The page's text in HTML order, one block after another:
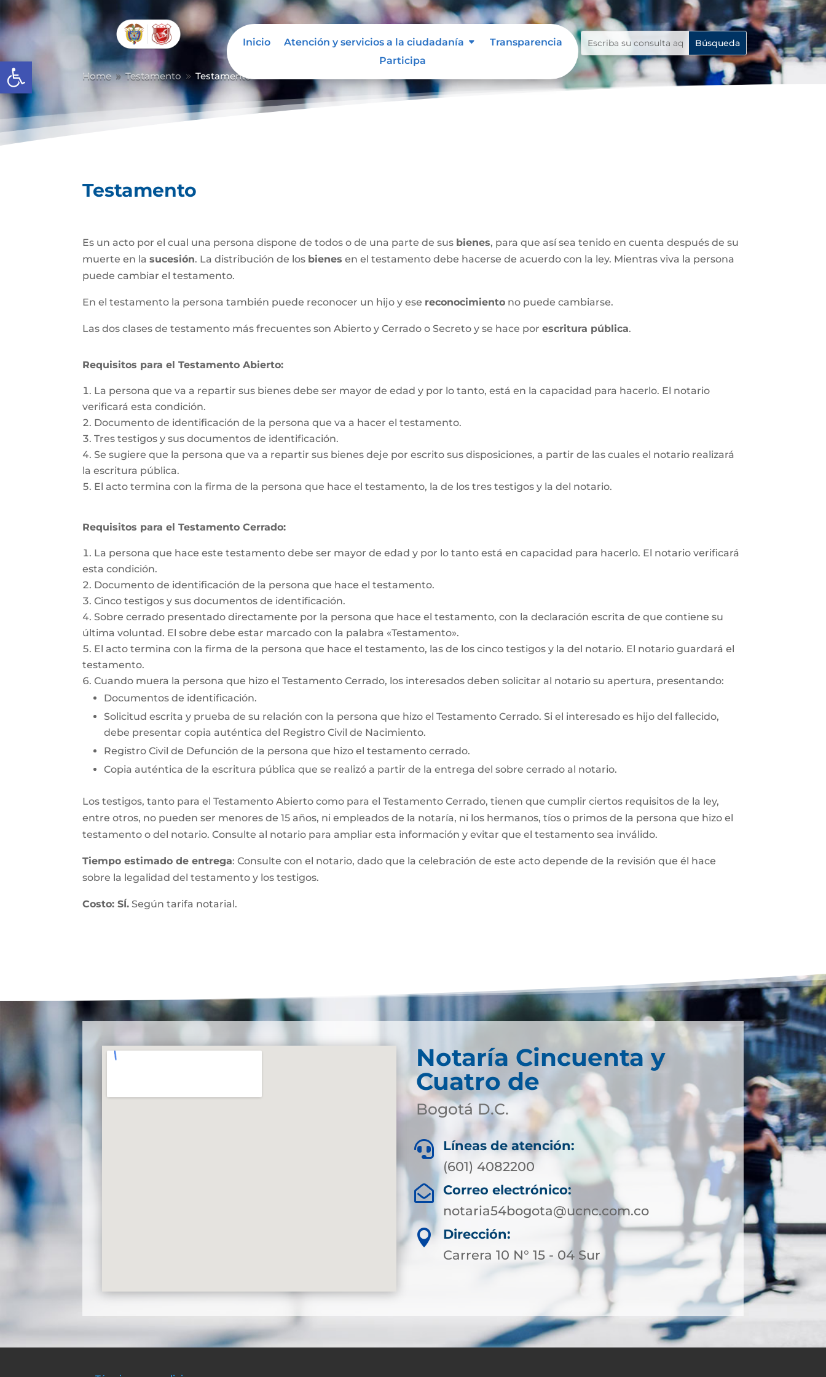
Abrir barra de herramientas
Inicio Atención y servicios a la ciudadanía
Transparencia
Participa
Home 9 Testamento 9 Testamento
Testamento
Es un acto por el cual una persona dispone de todos o de una parte de sus bienes, para que así sea tenido en cuenta después de su
muerte en lasucesión. La distribución de los bienes en el testamento debe hacerse de acuerdo con la ley. Mientras viva la persona
puede cambiar el testamento.
En el testamento la persona también puede reconocer un hijo y ese reconocimiento no puede cambiarse.
Las dos clases de testamento más frecuentes son Abierto y Cerrado o Secreto y se hace porescritura pública.
Requisitos para el Testamento Abierto:
La persona que va a repartir sus bienes debe ser mayor de edad y por lo tanto, está en la capacidad para hacerlo. El notario
verificará esta condición.
Documento de identificación de la persona que va a hacer el testamento.
Tres testigos y sus documentos de identificación.
Se sugiere que la persona que va a repartir sus bienes deje por escrito sus disposiciones, a partir de las cuales el notario realizará
la escritura pública.
El acto termina con la firma de la persona que hace el testamento, la de los tres testigos y la del notario.
Requisitos para el Testamento Cerrado:
La persona que hace este testamento debe ser mayor de edad y por lo tanto está en capacidad para hacerlo. El notario verificará
esta condición.
Documento de identificación de la persona que hace el testamento.
Cinco testigos y sus documentos de identificación.
Sobre cerrado presentado directamente por la persona que hace el testamento, con la declaración escrita de que contiene su
última voluntad. El sobre debe estar marcado con la palabra «Testamento».
El acto termina con la firma de la persona que hace el testamento, las de los cinco testigos y la del notario. El notario guardará el
testamento.
Cuando muera la persona que hizo el Testamento Cerrado, los interesados deben solicitar al notario su apertura, presentando:
Documentos de identificación.
Solicitud escrita y prueba de su relación con la persona que hizo el Testamento Cerrado. Si el interesado es hijo del fallecido,
debe presentar copia auténtica del Registro Civil de Nacimiento.
Registro Civil de Defunción de la persona que hizo el testamento cerrado.
Copia auténtica de la escritura pública que se realizó a partir de la entrega del sobre cerrado al notario.
Los testigos, tanto para el Testamento Abierto como para el Testamento Cerrado, tienen que cumplir ciertos requisitos de la ley,
entre otros, no pueden ser menores de 15 años, ni empleados de la notaría, ni los hermanos, tíos o primos de la persona que hizo el
testamento o del notario. Consulte al notario para ampliar esta información y evitar que el testamento sea inválido.
Tiempo estimado de entrega: Consulte con el notario, dado que la celebración de este acto depende de la revisión que él hace
sobre la legalidad del testamento y los testigos.
Costo: SÍ. Según tarifa notarial.
Notaría Cincuenta y
Cuatro de
Bogotá D.C.

Líneas de atención:
(601) 4082200

Correo electrónico:
notaria54bogota@ucnc.com.co

Dirección:
Carrera 10 N° 15 - 04 Sur